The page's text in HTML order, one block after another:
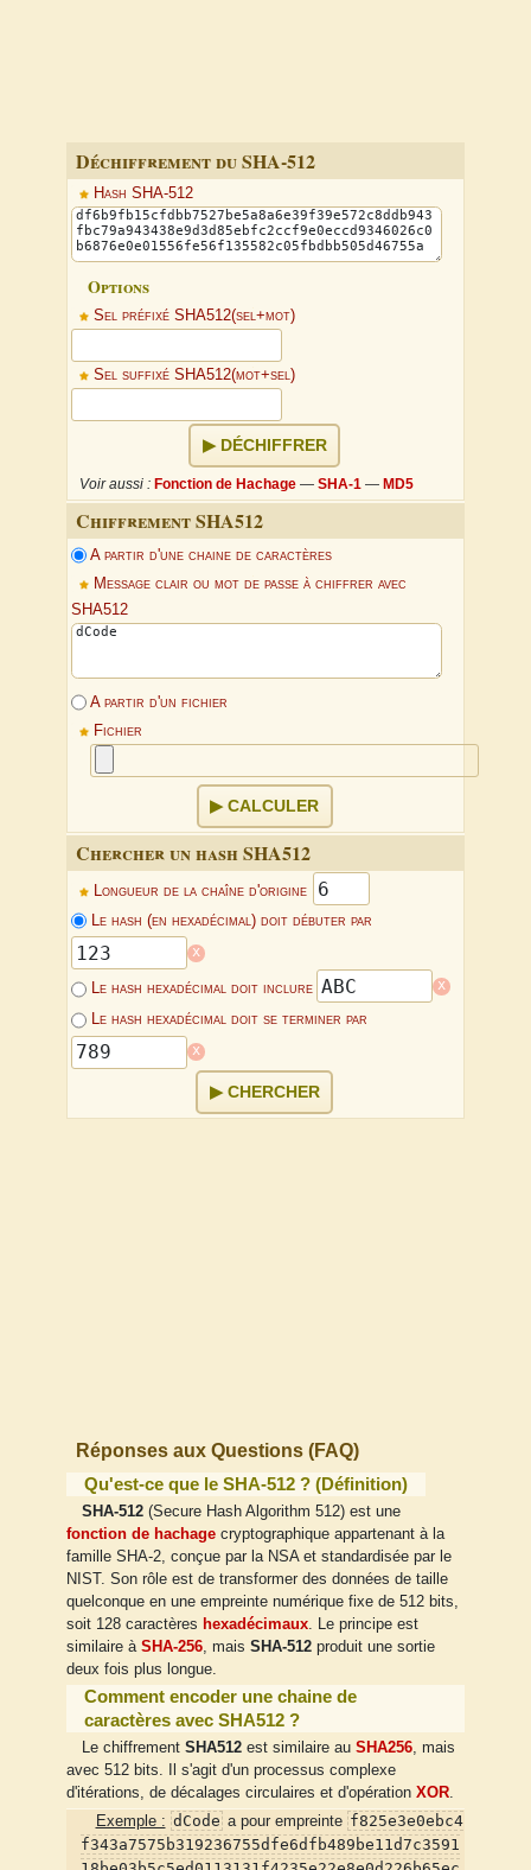
Déchiffrement du SHA-512
Hash SHA-512
Options
Sel préfixé SHA512(sel+mot)
Sel suffixé SHA512(mot+sel)
DÉCHIFFRER
Voir aussi : Fonction de Hachage —SHA-1 — MD5
Chiffrement SHA512
A partir d'une chaine de caractères
Message clair ou mot de passe à chiffrer avec
SHA512
A partir d'un fichier
Fichier
CALCULER
Chercher un hash SHA512
Longueur de la chaîne d'origine
Le hash (en hexadécimal) doit débuter par
x
Le hash hexadécimal doit inclure x
Le hash hexadécimal doit se terminer par
x
CHERCHER
Réponses aux Questions (FAQ)
Qu'est-ce que le SHA-512 ? (Définition)
SHA-512(Secure Hash Algorithm 512) est une
fonction de hachage cryptographique appartenant à la
famille SHA-2, conçue par la NSA et standardisée par le
NIST. Son rôle est de transformer des données de taille
quelconque en une empreinte numérique fixe de 512 bits,
soit 128 caractères hexadécimaux . Le principe est
similaire à SHA-256 , mais SHA-512 produit une sortie
deux fois plus longue.
Comment encoder une chaine de
caractères avec SHA512 ?
Le chiffrement SHA512est similaire au SHA256, mais
avec 512 bits. Il s'agit d'un processus complexe
d'itérations, de décalages circulaires et d'opération XOR.
Exemple : dCodea pour empreinte f825e3e0ebc4
f343a7575b319236755dfe6dfb489be11d7c3591